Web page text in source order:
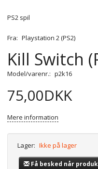
PS2 spil
Fra: Playstation 2 (PS2)
Kill Switch
Model/varenr.: p2k16
75,00DKK
Mere information
Lager: Ikke på lager
Få besked når